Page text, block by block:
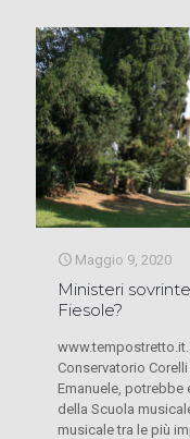
Maggio 9, 2020
Ministeri
Fiesole?
www.tempostretto.it.
Conservatorio
Emanuele,
della Scuola
musicale tra le più